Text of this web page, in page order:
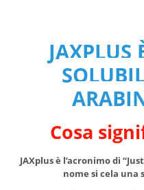
JAXPLUS
Cosa
JAXplus è l’acronimo di
nome si cela una